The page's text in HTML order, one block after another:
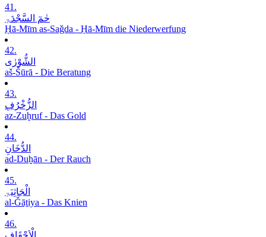
41.
حٰمٓ السَّجْدَۃِ
Ḥā-Mīm as-Saǧda - Ḥā-Mīm die Niederwerfung
42.
الشُّوْرٰی
aš-Šūrā - Die Beratung
43.
الزُّخْرُفِ
az-Zuḫruf - Das Gold
44.
الدُّخَانِ
ad-Duḫān - Der Rauch
45.
الْجَاثِیَۃِ
al-Ǧāṯiya - Das Knien
46.